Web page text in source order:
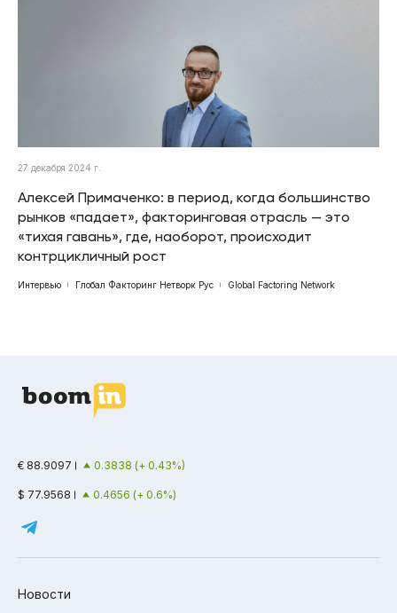
27 декабря 2024 г.
Алексей Примаченко: в период, когда большинство
рынков «падает», факторинговая отрасль — это
«тихая гавань», где, наоборот, происходит
контрцикличный рост
Интервью Глобал Факторинг Нетворк Рус Global Factoring Network
€ 88.9097 0.3838 (+ 0.43%)
$ 77.9568 0.4656 (+ 0.6%)
Новости